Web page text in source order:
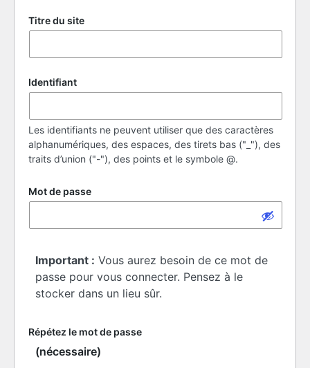
Titre du site
Identifiant
Les identifiants ne peuvent utiliser que des caractères
alphanumériques, des espaces, des tirets bas ("_"), des
traits d’union ("-"), des points et le symbole @.
Mot de passe
Important : Vous aurez besoin de ce mot de
passe pour vous connecter. Pensez à le
stocker dans un lieu sûr.
Répétez le mot de passe
(nécessaire)